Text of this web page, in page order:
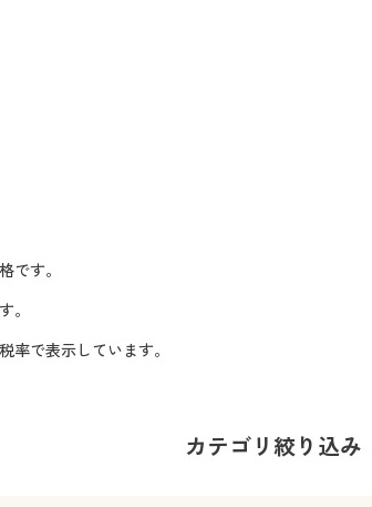
です。
。
で表示しています。
カテゴリ絞り込み